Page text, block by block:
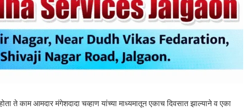
ते काम आमदार मंगेशदादा चव्हाण यांच्या माध्यमातून एकाच दिवसात झाल्याने व एका